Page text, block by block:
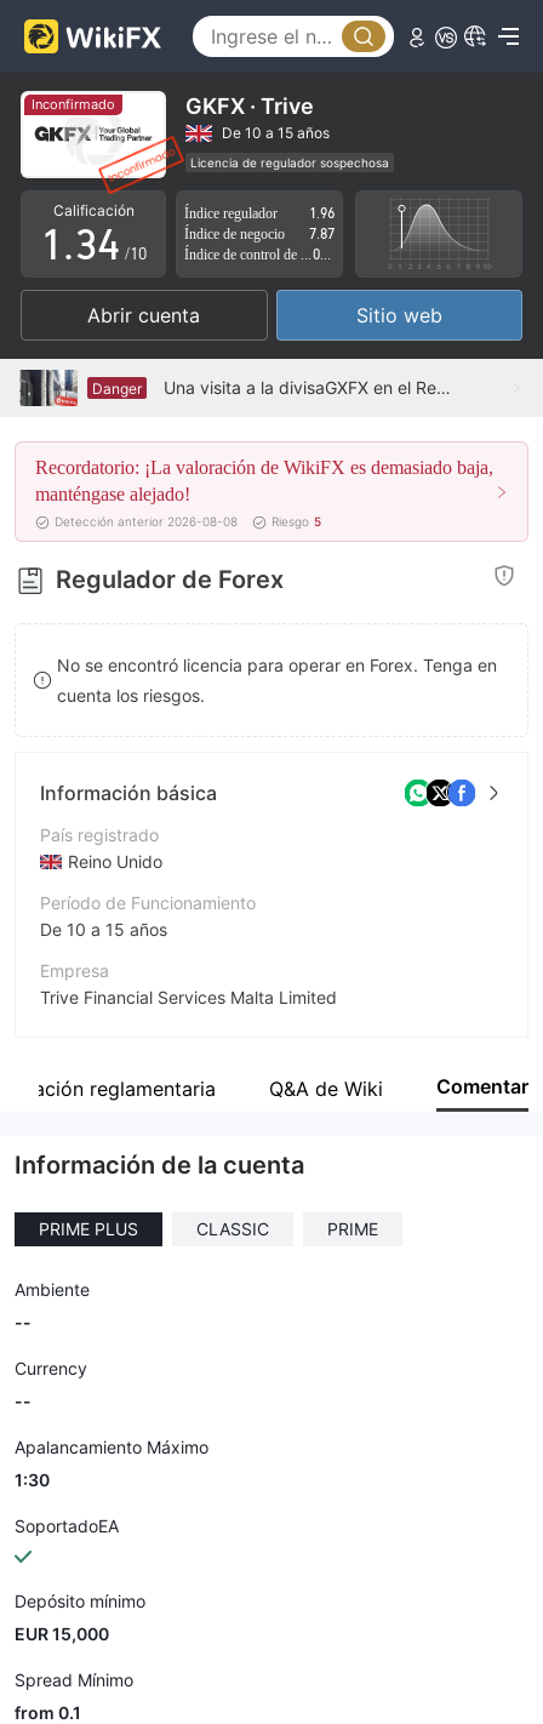
Inconfirmado GKFX · Trive
De 10 a 15 años
Licencia de regulador sospechosa
Zona de negocio sospechoso
Riesgo potencial alto
Calificación
0
1
2
3
4
5
6
7
8
9
.
0
1
2
3
4
5
6
7
8
9
0
1
2
3
4
5
6
7
8
9
/10
Índice regulador
1.96
Índice de negocio
7.87
Abrir cuenta Sitio web
Danger Una visita a la divisaGXFX en el Reino Unido - No encuentra oficina
Recordatorio: ¡La valoración de WikiFX es demasiado baja,
manténgase alejado!
Detección anterior 2026-08-08 Riesgo 5
Regulador de Forex
No se encontró licencia para operar en Forex. Tenga en
cuenta los riesgos.
Información básica
País registrado
Reino Unido
Período de Funcionamiento
De 10 a 15 años
Empresa
Trive Financial Services Malta Limited
Empleado de la empresa
reglamentaria Q&A de Wiki Comentar
Información de la cuenta
PRIME PLUS CLASSIC PRIME
Ambiente
--
Currency
--
Apalancamiento Máximo
1:30
SoportadoEA
Depósito mínimo
EUR 15,000
Spread Mínimo
from 0.1